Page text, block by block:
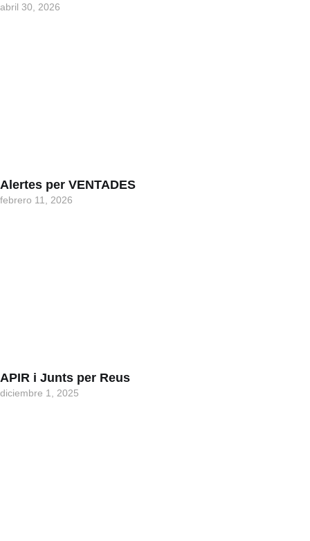
abril 30, 2026
Alertes per VENTADES
febrero 11, 2026
APIR i Junts per Reus
diciembre 1, 2025